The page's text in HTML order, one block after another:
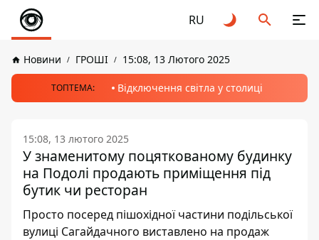
RU
Новини ГРОШІ 15:08, 13 Лютого 2025
ТОПТЕМА: Відключення світла у столиці
15:08, 13 лютого 2025
У знаменитому поцяткованому будинку
на Подолі продають приміщення під
бутик чи ресторан
Просто посеред пішохідної частини подільської
вулиці Сагайдачного виставлено на продаж